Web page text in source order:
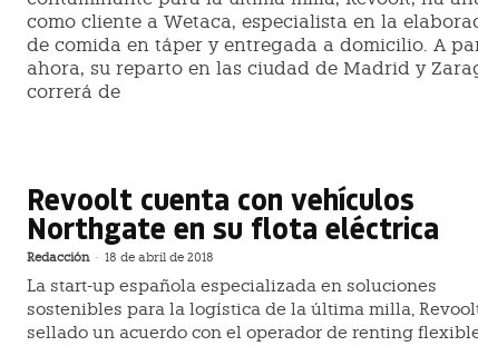
como cliente a Wetaca, especialista en la
de comida en táper y entregada a domicilio. A
ahora, su reparto en las ciudad de Madrid y
correrá de
Revoolt cuenta con vehículos
Northgate en su flota eléctrica
Redacción - 18 de abril de 2018
La start-up española especializada en soluciones
sostenibles para la logística de la última milla,
sellado un acuerdo con el operador de renting